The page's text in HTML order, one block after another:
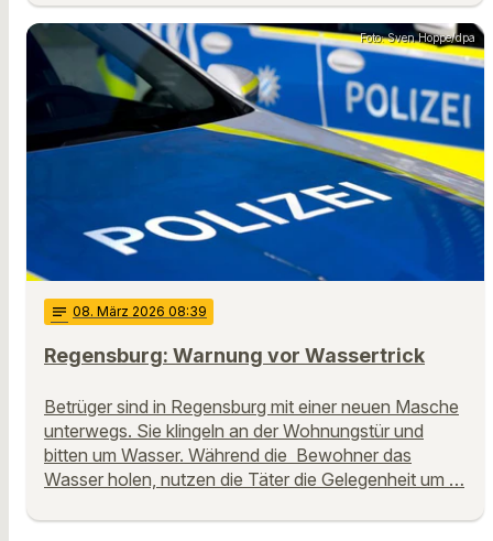
Foto: Sven Hoppe/dpa
notes 08. März 2026 08:39
Regensburg: Warnung vor Wassertrick
Betrüger sind in Regensburg mit einer neuen Masche
unterwegs. Sie klingeln an der Wohnungstür und
bitten um Wasser. Während die Bewohner das
Wasser holen, nutzen die Täter die Gelegenheit um …